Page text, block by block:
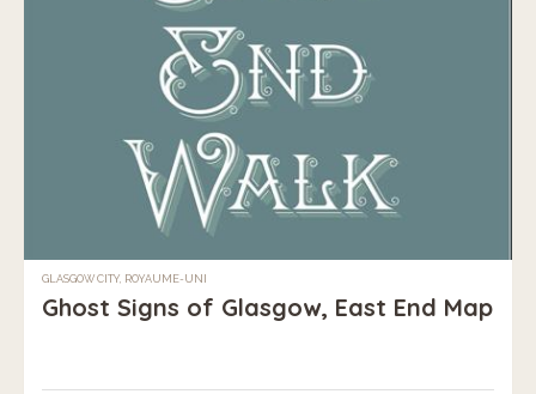
GLASGOW CITY, ROYAUME-UNI
Ghost Signs of Glasgow, East End Map